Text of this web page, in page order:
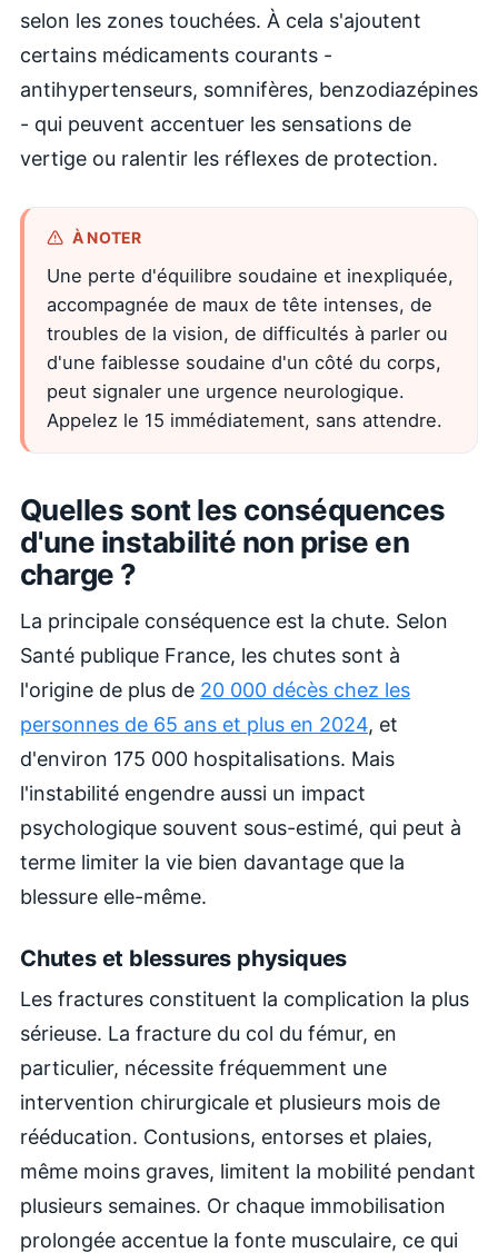
selon les zones touchées. À cela s'ajoutent
certains médicaments courants -
antihypertenseurs, somnifères, benzodiazépines
- qui peuvent accentuer les sensations de
vertige ou ralentir les réflexes de protection.
À NOTER
Une perte d'équilibre soudaine et inexpliquée,
accompagnée de maux de tête intenses, de
troubles de la vision, de difficultés à parler ou
d'une faiblesse soudaine d'un côté du corps,
peut signaler une urgence neurologique.
Appelez le 15 immédiatement, sans attendre.
Quelles sont les conséquences
d'une instabilité non prise en
charge ?
La principale conséquence est la chute. Selon
Santé publique France, les chutes sont à
l'origine de plus de 20 000 décès chez les
personnes de 65 ans et plus en 2024, et
d'environ 175 000 hospitalisations. Mais
l'instabilité engendre aussi un impact
psychologique souvent sous-estimé, qui peut à
terme limiter la vie bien davantage que la
blessure elle-même.
Chutes et blessures physiques
Les fractures constituent la complication la plus
sérieuse. La fracture du col du fémur, en
particulier, nécessite fréquemment une
intervention chirurgicale et plusieurs mois de
rééducation. Contusions, entorses et plaies,
même moins graves, limitent la mobilité pendant
plusieurs semaines. Or chaque immobilisation
prolongée accentue la fonte musculaire, ce qui